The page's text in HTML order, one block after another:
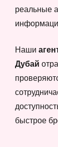
реальные
Наши
Дубай
быстрое